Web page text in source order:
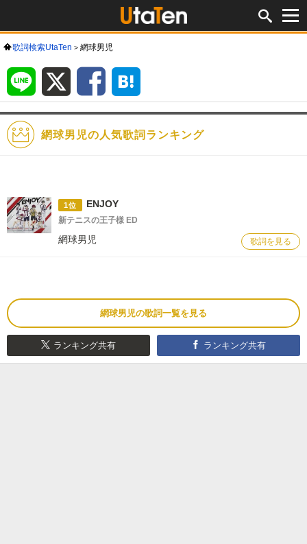
歌詞検索UtaTen 網球男児
LINE Facebook
ク
ー
網球男児の人気歌詞ランキング
1位 ENJOY
新テニスの王子様 ED
網球男児 歌詞を見る
網球男児の歌詞一覧を見る
ランキング共有 ランキング共有